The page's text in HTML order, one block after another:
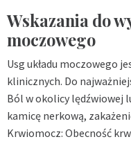
Wskazania do
moczowego
Usg układu moczowego
klinicznych. Do
Ból w okolicy lędźwiowej
kamicę nerkową,
Krwiomocz: Obecność